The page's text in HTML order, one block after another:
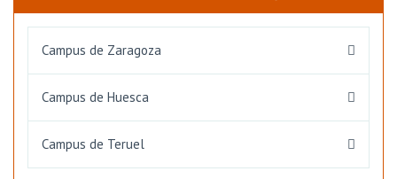
Campus de Zaragoza
Campus de Huesca
Campus de Teruel